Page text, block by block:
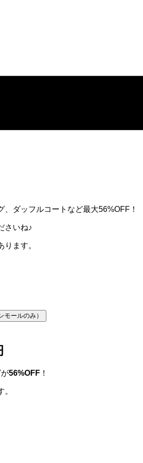
ダッフルコートなど最大56%OFF！
さいね♪
ます。
モールのみ）
56%OFF ！